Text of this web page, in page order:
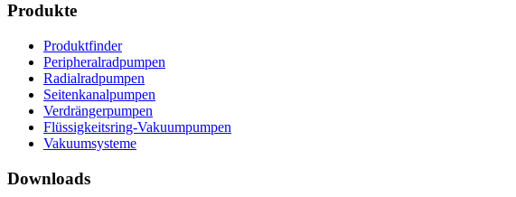
Produkte
Produktfinder
Peripheralradpumpen
Radialradpumpen
Seitenkanalpumpen
Verdrängerpumpen
Flüssigkeitsring-Vakuumpumpen
Vakuumsysteme
Downloads